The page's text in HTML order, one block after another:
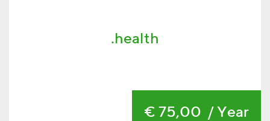
.health
€ 75,00 / Year